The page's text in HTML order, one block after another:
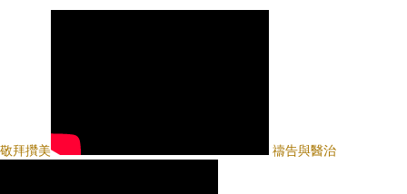
敬拜攢美 禱告與醫治